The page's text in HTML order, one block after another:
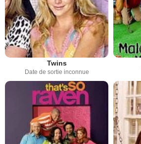
Twins
Date de sortie inconnue